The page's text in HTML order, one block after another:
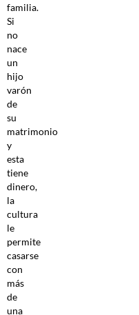
familia.
Si
no
nace
un
hijo
varón
de
su
matrimonio
y
esta
tiene
dinero,
la
cultura
le
permite
casarse
con
más
de
una